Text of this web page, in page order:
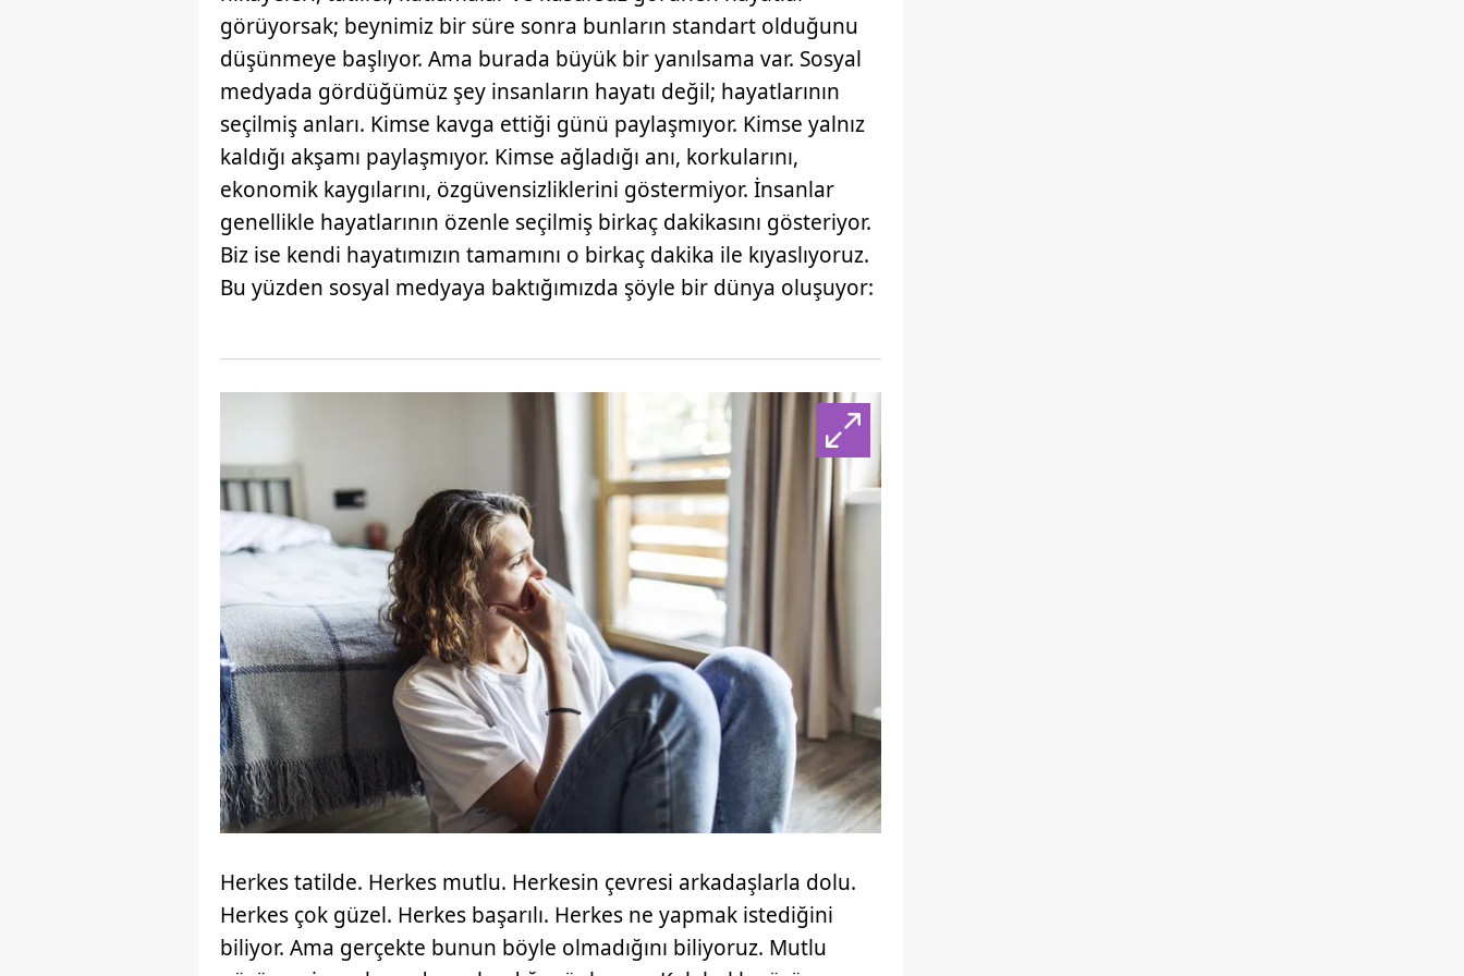
mevzuata uygun olarak kullanılan çerezlerle ilgili bilgi almak için lütfentıklayınız
görüyorsak; beynimiz bir süre sonra bunların standart olduğunu
düşünmeye başlıyor. Ama burada büyük bir yanılsama var. Sosyal
medyada gördüğümüz şey insanların hayatı değil; hayatlarının
seçilmiş anları. Kimse kavga ettiği günü paylaşmıyor. Kimse yalnız
kaldığı akşamı paylaşmıyor. Kimse ağladığı anı, korkularını,
ekonomik kaygılarını, özgüvensizliklerini göstermiyor. İnsanlar
genellikle hayatlarının özenle seçilmiş birkaç dakikasını gösteriyor.
Biz ise kendi hayatımızın tamamını o birkaç dakika ile kıyaslıyoruz.
Bu yüzden sosyal medyaya baktığımızda şöyle bir dünya oluşuyor:
Herkes tatilde. Herkes mutlu. Herkesin çevresi arkadaşlarla dolu.
Herkes çok güzel. Herkes başarılı. Herkes ne yapmak istediğini
biliyor. Ama gerçekte bunun böyle olmadığını biliyoruz. Mutlu